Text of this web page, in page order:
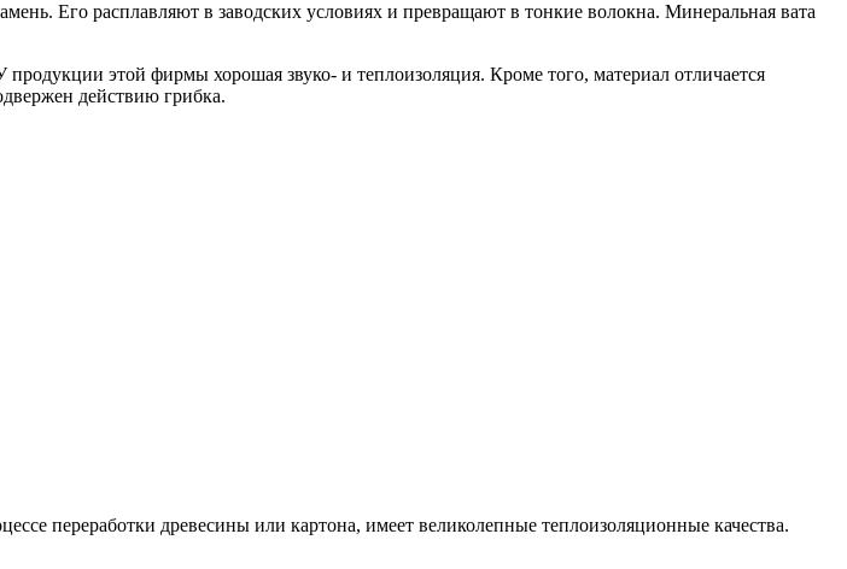
Его расплавляют в заводских условиях и превращают в тонкие волокна. Минеральная вата
этой фирмы хорошая звуко- и теплоизоляция. Кроме того, материал отличается
действию грибка.
переработки древесины или картона, имеет великолепные теплоизоляционные качества.